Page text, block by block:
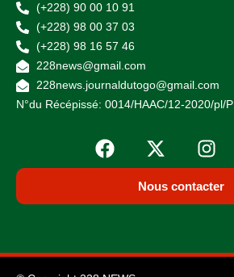
(+228) 90 00 10 91
(+228) 98 00 37 03
(+228) 98 16 57 46
228news@gmail.com
228news.journaldutogo@gmail.com
N°du Récépissé: 0014/HAAC/12-2020/pl/P
Nous contacter